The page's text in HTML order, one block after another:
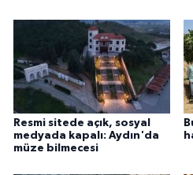
Resmi sitede açık, sosyal
medyada kapalı: Aydın'da
müze bilmecesi